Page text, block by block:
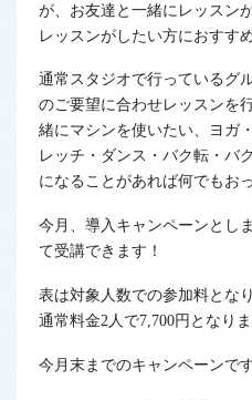
が、お友達と一緒にレッスン
レッスンがしたい方におすす
通常スタジオで行っているグ
のご要望に合わせレッスンを
緒にマシンを使いたい、ヨガ
レッチ・ダンス・バク転・バ
になることがあれば何でもお
今月、導入キャンペーンとし
て受講できます！
表は対象人数での参加料とな
通常料金2人で7,700円となりま
今月末までのキャンペーンです